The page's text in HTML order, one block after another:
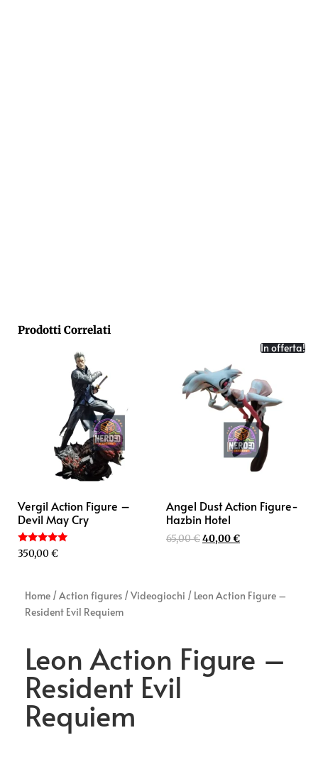
Prodotti Correlati
Vergil Action Figure –
Devil May Cry
Valutato
5.00
350,00€
In offerta!
Angel Dust Action Figure-
Hazbin Hotel
65,00€40,00€
Home /Action figures /Videogiochi / Leon Action Figure –
Resident Evil Requiem
Leon Action Figure –
Resident Evil
Requiem